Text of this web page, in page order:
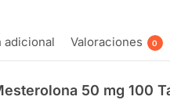
adicional Valoraciones 0
50 mg 100